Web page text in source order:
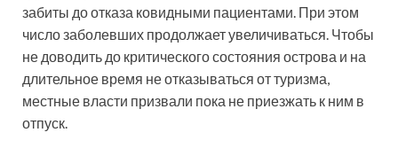
забиты до отказа ковидными пациентами. При этом
число заболевших продолжает увеличиваться. Чтобы
не доводить до критического состояния острова и на
длительное время не отказываться от туризма,
местные власти призвали пока не приезжать к ним в
отпуск.